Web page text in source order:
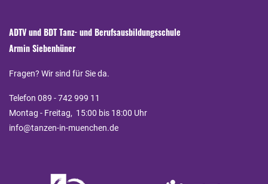
ADTV und BDT Tanz- und Berufsausbildungsschule
Armin Siebenhüner
Fragen? Wir sind für Sie da.
Telefon 089 - 742 999 11
Montag - Freitag, 15:00 bis 18:00 Uhr
info@tanzen-in-muenchen.de